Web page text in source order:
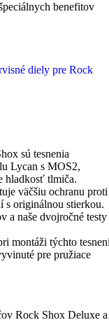
benefitov
diely pre Rock
sú tesnenia
Lycan s MOS2,
hladkosť tlmiča.
väčšiu ochranu proti
s originálnou stierkou.
a naše dvojročné testy
montáži týchto
pre pružiace
Rock Shox Deluxe a